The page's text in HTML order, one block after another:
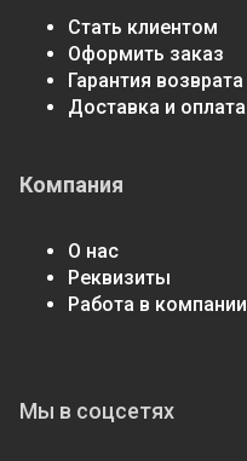
Стать клиентом
Оформить заказ
Гарантия возврата
Доставка и оплата
Компания
О нас
Реквизиты
Работа в компании
Мы в соцсетях